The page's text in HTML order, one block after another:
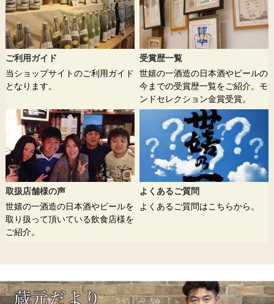
ご利用ガイド
当ショップサイトのご利用ガイド
となります。
受賞歴一覧
世嬉の一酒造の日本酒やビールの
今までの受賞歴一覧をご紹介。モ
ンドセレクション金賞受賞。
取扱店舗様の声
世嬉の一酒造の日本酒やビールを
取り扱って頂いている飲食店様を
ご紹介。
よくあるご質問
よくあるご質問はこちらから。